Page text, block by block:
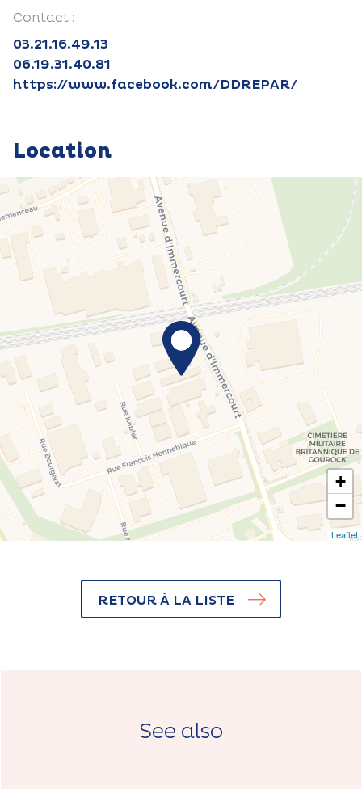
Contact :
03.21.16.49.13
06.19.31.40.81
https://www.facebook.com/DDREPAR/
Location
+
−
Leaflet
RETOUR À LA LISTE
See also